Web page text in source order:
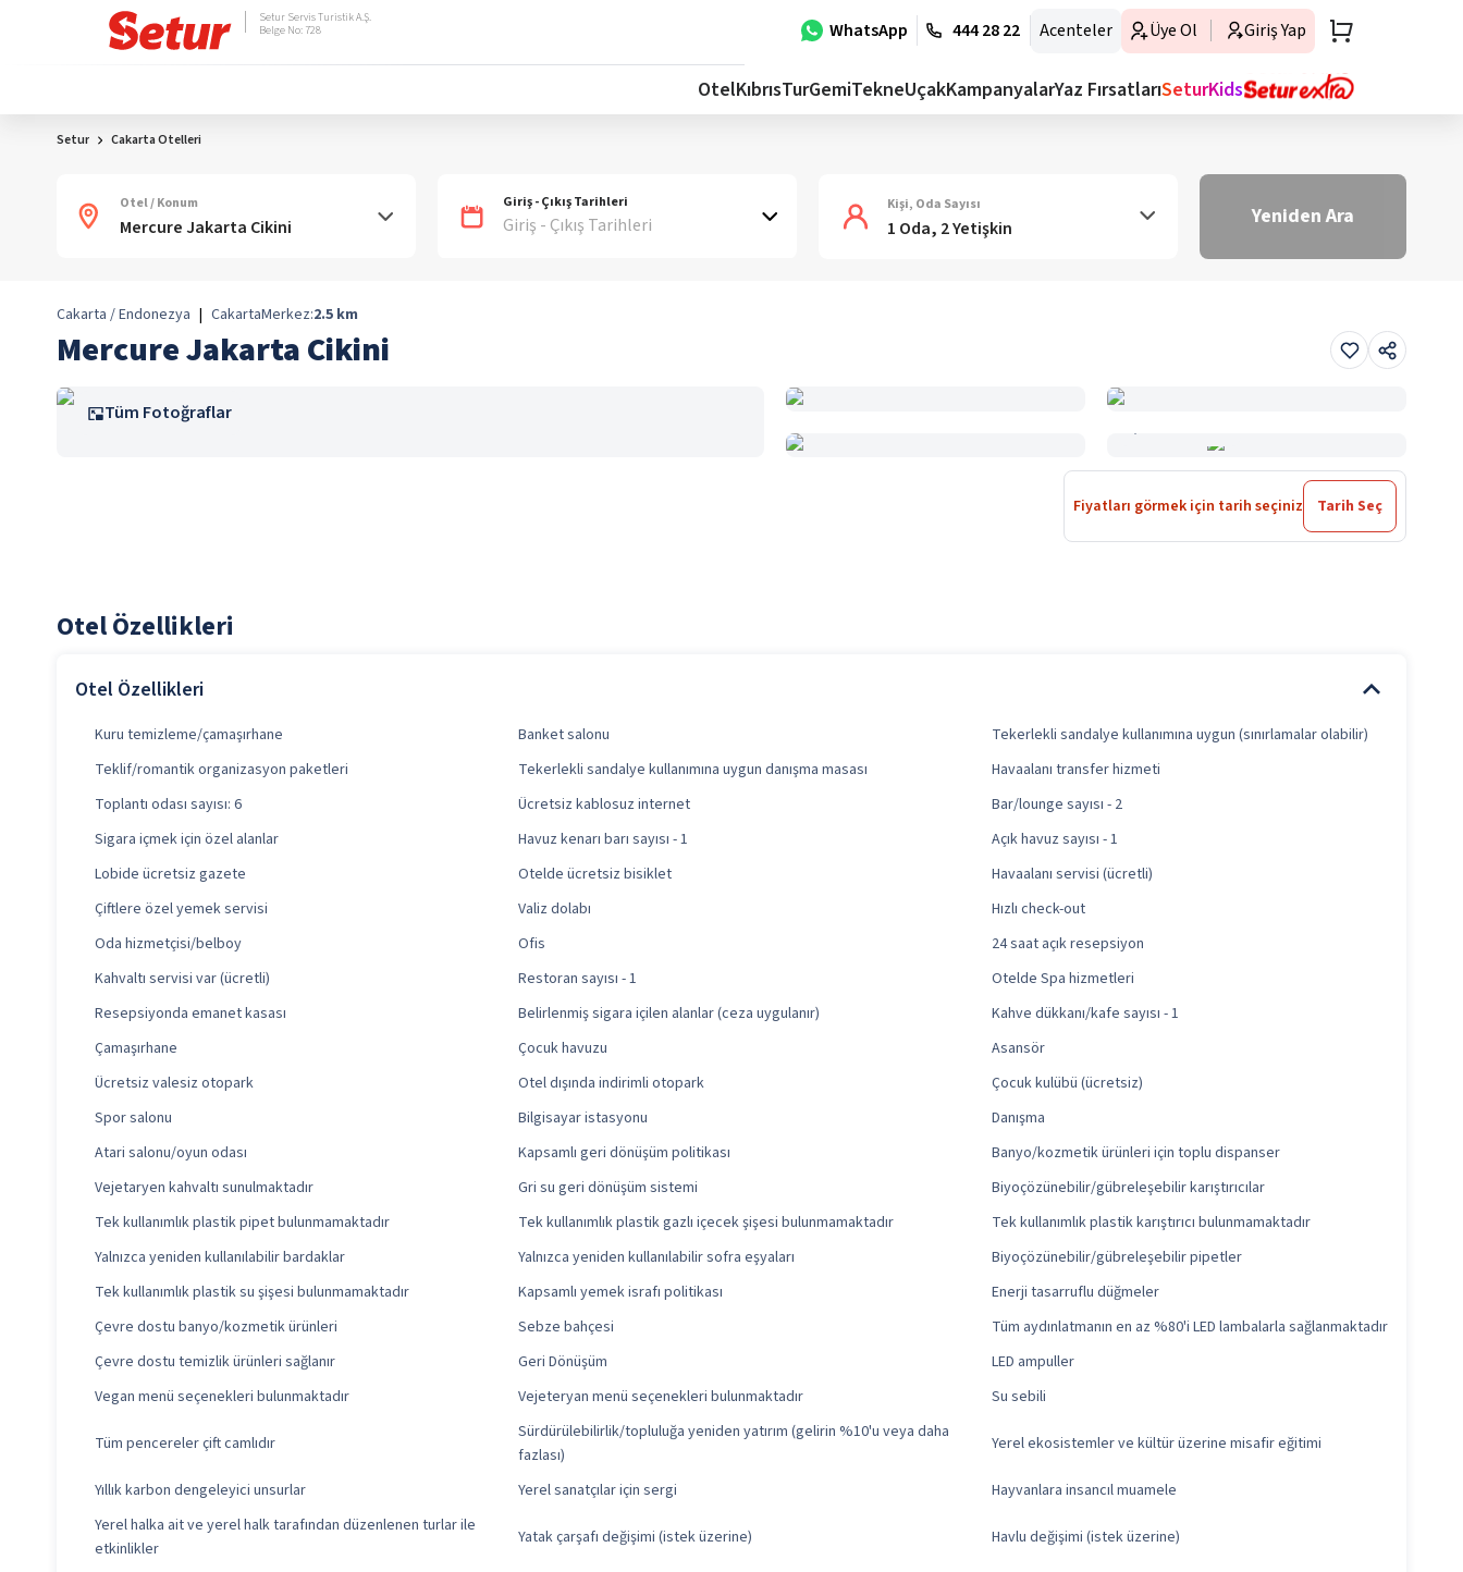
WhatsApp 444 28 22 Acenteler Üye Ol Giriş Yap
Setur Servis Turistik A.Ş.
Belge No: 728
OtelKıbrısTurGemiTekneUçakKampanyalarYaz FırsatlarıSeturKids
Setur Cakarta Otelleri
Otel / Konum Giriş - Çıkış Tarihleri
Giriş - Çıkış Tarihleri
Kişi, Oda Sayısı
1 Oda, 2 Yetişkin Yeniden Ara
Cakarta / Endonezya | CakartaMerkez:2.5 km
Mercure Jakarta Cikini
Tüm Fotoğraflar
Fiyatları görmek için tarih seçiniz Tarih Seç
Otel Özellikleri
Otel Özellikleri
Kuru temizleme/çamaşırhane Banket salonu
Tekerlekli sandalye kullanımına uygun (sınırlamalar olabilir)
Teklif/romantik organizasyon paketleri
Tekerlekli sandalye kullanımına uygun danışma masası
Havaalanı transfer hizmeti
Toplantı odası sayısı: 6
Ücretsiz kablosuz internet
Bar/lounge sayısı - 2
Sigara içmek için özel alanlar
Havuz kenarı barı sayısı - 1
Açık havuz sayısı - 1
Lobide ücretsiz gazete
Otelde ücretsiz bisiklet
Havaalanı servisi (ücretli)
Çiftlere özel yemek servisi
Valiz dolabı
Hızlı check-out
Oda hizmetçisi/belboy
Ofis
24 saat açık resepsiyon
Kahvaltı servisi var (ücretli)
Restoran sayısı - 1
Otelde Spa hizmetleri
Resepsiyonda emanet kasası
Belirlenmiş sigara içilen alanlar (ceza uygulanır)
Kahve dükkanı/kafe sayısı - 1
Çamaşırhane
Çocuk havuzu
Asansör
Ücretsiz valesiz otopark
Otel dışında indirimli otopark
Çocuk kulübü (ücretsiz)
Spor salonu
Bilgisayar istasyonu
Danışma
Atari salonu/oyun odası
Kapsamlı geri dönüşüm politikası
Banyo/kozmetik ürünleri için toplu dispanser
Vejetaryen kahvaltı sunulmaktadır
Gri su geri dönüşüm sistemi
Biyoçözünebilir/gübreleşebilir karıştırıcılar
Tek kullanımlık plastik pipet bulunmamaktadır
Tek kullanımlık plastik gazlı içecek şişesi bulunmamaktadır
Tek kullanımlık plastik karıştırıcı bulunmamaktadır
Yalnızca yeniden kullanılabilir bardaklar
Yalnızca yeniden kullanılabilir sofra eşyaları
Biyoçözünebilir/gübreleşebilir pipetler
Tek kullanımlık plastik su şişesi bulunmamaktadır
Kapsamlı yemek israfı politikası
Enerji tasarruflu düğmeler
Çevre dostu banyo/kozmetik ürünleri
Sebze bahçesi
Tüm aydınlatmanın en az %80'i LED lambalarla sağlanmaktadır
Çevre dostu temizlik ürünleri sağlanır
Geri Dönüşüm
LED ampuller
Vegan menü seçenekleri bulunmaktadır
Vejeteryan menü seçenekleri bulunmaktadır Su sebili
Tüm pencereler çift camlıdır
Sürdürülebilirlik/topluluğa yeniden yatırım (gelirin %10'u veya daha
fazlası)
Yerel ekosistemler ve kültür üzerine misafir eğitimi
Yıllık karbon dengeleyici unsurlar Yerel sanatçılar için sergi
Hayvanlara insancıl muamele
Yerel halka ait ve yerel halk tarafından düzenlenen turlar ile
etkinlikler
Yatak çarşafı değişimi (istek üzerine) Havlu değişimi (istek üzerine)